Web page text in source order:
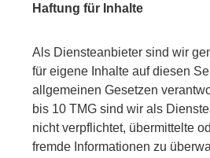
Haftung für Inhalte
Als Diensteanbieter sind wir
für eigene Inhalte auf diesen
allgemeinen Gesetzen
bis 10 TMG sind wir als
nicht verpflichtet, übermittelte
fremde Informationen zu